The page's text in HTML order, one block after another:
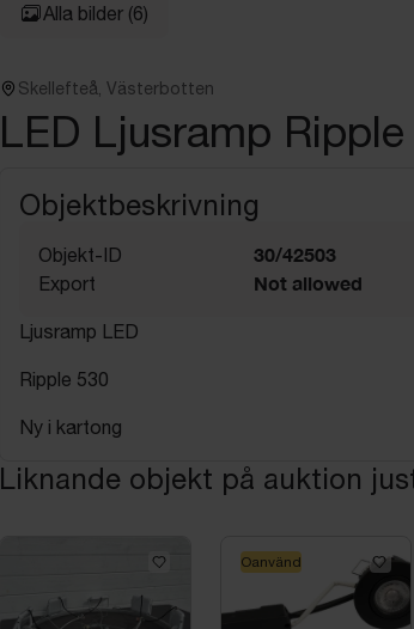
Alla bilder (6)
Skellefteå, Västerbotten
LED Ljusramp
Objektbeskrivning
Objekt-ID 30/42503
Export Not allowed
Ljusramp LED
Ripple 530
Ny i kartong
Liknande objekt på auktion
Oanvänd